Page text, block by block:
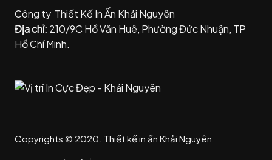
Công ty Thiết Kế In Ấn Khải Nguyên
Địa chỉ: 210/9C Hồ Văn Huê, Phường Đức Nhuận, TP
Hồ Chí Minh.
Copyrights © 2020. Thiết kế in ấn Khải Nguyên